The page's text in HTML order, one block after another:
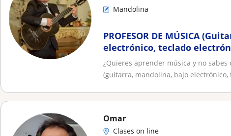
Mandolina
PROFESOR DE MÚSICA
electrónico, teclado
peruano, flauta dulce,
entrenamiento auditivo y
¿Quieres aprender música y no
(guitarra, mandolina, bajo electrónico,
Omar
Clases on line